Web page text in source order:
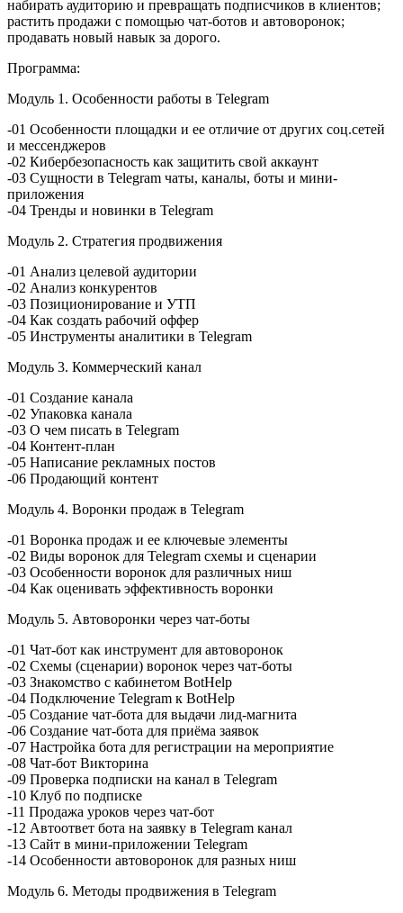
набирать аудиторию и превращать подписчиков в клиентов;
растить продажи с помощью чат-ботов и автоворонок;
продавать новый навык за дорого.
Программа:
Модуль 1. Особенности работы в Telegram
-01 Особенности площадки и ее отличие от других соц.сетей
и мессенджеров
-02 Кибербезопасность как защитить свой аккаунт
-03 Сущности в Telegram чаты, каналы, боты и мини-
приложения
-04 Тренды и новинки в Telegram
Модуль 2. Стратегия продвижения
-01 Анализ целевой аудитории
-02 Анализ конкурентов
-03 Позиционирование и УТП
-04 Как создать рабочий оффер
-05 Инструменты аналитики в Telegram
Модуль 3. Коммерческий канал
-01 Создание канала
-02 Упаковка канала
-03 О чем писать в Telegram
-04 Контент-план
-05 Написание рекламных постов
-06 Продающий контент
Модуль 4. Воронки продаж в Telegram
-01 Воронка продаж и ее ключевые элементы
-02 Виды воронок для Telegram схемы и сценарии
-03 Особенности воронок для различных ниш
-04 Как оценивать эффективность воронки
Модуль 5. Автоворонки через чат-боты
-01 Чат-бот как инструмент для автоворонок
-02 Схемы (сценарии) воронок через чат-боты
-03 Знакомство с кабинетом BotHelp
-04 Подключение Telegram к BotHelp
-05 Создание чат-бота для выдачи лид-магнита
-06 Создание чат-бота для приёма заявок
-07 Настройка бота для регистрации на мероприятие
-08 Чат-бот Викторина
-09 Проверка подписки на канал в Telegram
-10 Клуб по подписке
-11 Продажа уроков через чат-бот
-12 Автоответ бота на заявку в Telegram канал
-13 Сайт в мини-приложении Telegram
-14 Особенности автоворонок для разных ниш
Модуль 6. Методы продвижения в Telegram